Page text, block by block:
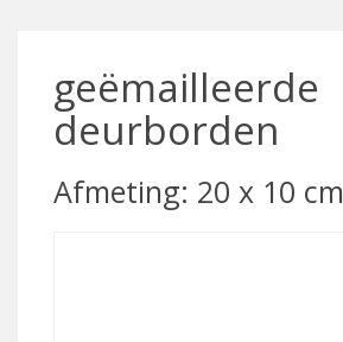
geëmailleerde
deurborden
Afmeting: 20 x 10 cm